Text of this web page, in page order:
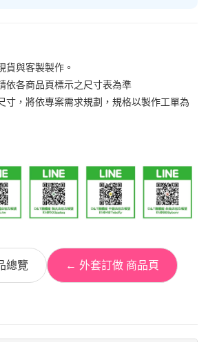
貨與客製製作。
依各商品頁標示之尺寸表為準
寸，將依專案需求規劃，規格以製作工單為
總覽 ← 外套訂做 商品頁